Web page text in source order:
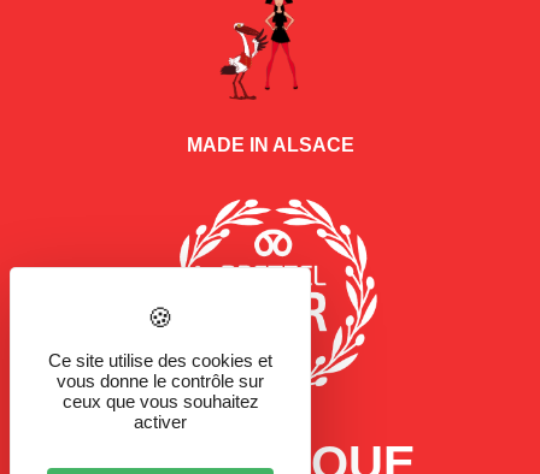
MADE IN ALSACE
LA MARQUE
Ce site utilise des cookies et
vous donne le contrôle sur
ceux que vous souhaitez
activer